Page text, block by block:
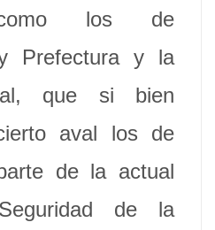
como los de
Prefectura y la
que si bien
aval los de
de la actual
de la